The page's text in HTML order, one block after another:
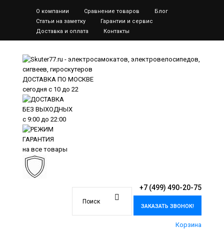
О компании Сравнение товаров
Блог
Статьи на заметку
Гарантии и сервис
Доставка и оплата
Контакты
ДОСТАВКА ПО МОСКВЕ
сегодня с 10 до 22
БЕЗ ВЫХОДНЫХ
с 9:00 до 22:00
ГАРАНТИЯ
на все товары
+7 (499) 490-20-75
ЗАКАЗАТЬ ЗВОНОК!
Корзина